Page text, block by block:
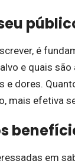
é
e quais são
e dores.
mais efetiva
em